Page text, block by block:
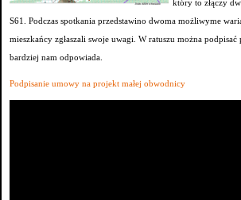
który to złączy
S61. Podczas spotkania przedstawino dwoma możliwyme
mieszkańcy zgłaszali swoje uwagi. W ratuszu można
bardziej nam odpowiada.
Podpisanie umowy na projekt małej obwodnicy